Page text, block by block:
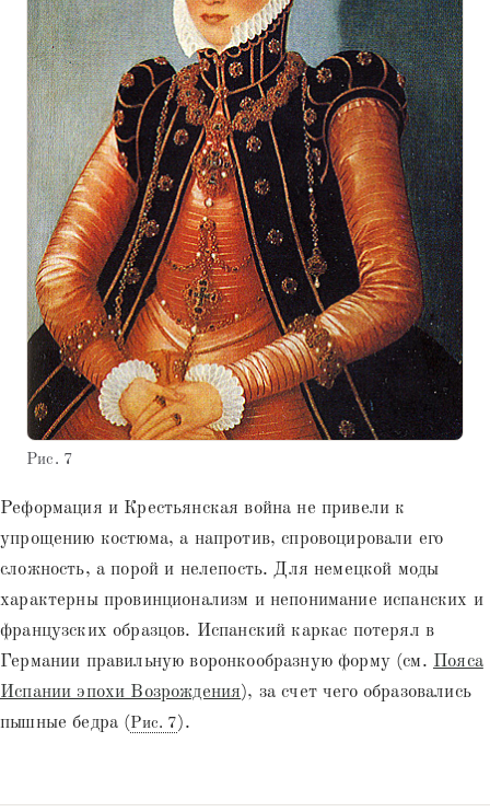
Рис. 7
Реформация и Крестьянская война не привели к
упрощению костюма, а напротив, спровоцировали его
сложность, а порой и нелепость. Для немецкой моды
характерны провинционализм и непонимание испанских и
французских образцов. Испанский каркас потерял в
Германии правильную воронкообразную форму (см. Пояса
Испании эпохи Возрождения), за счет чего образовались
пышные бедра (Рис. 7).